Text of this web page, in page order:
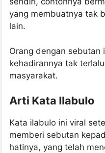
yang membuatnya tak
lain.
Orang dengan sebutan
kehadirannya tak
masyarakat.
Arti Kata Ilabulo
Kata ilabulo ini viral
memberi sebutan
hatinya, yang telah